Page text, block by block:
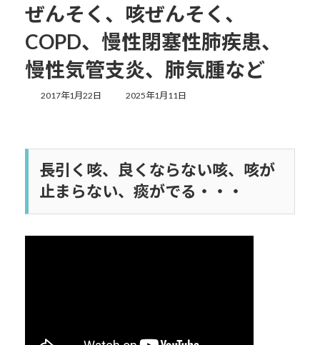
ぜんそく、咳ぜんそく、
COPD、慢性閉塞性肺疾患、
慢性気管支炎、肺気腫など
2017年1月22日
最
:
2025年1月11日
長引く咳、良くならない咳、咳が
止まらない、痰がでる・・・